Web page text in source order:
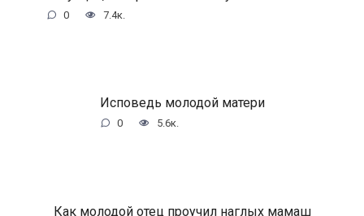
0 7.4к.
Исповедь молодой матери
0 5.6к.
Как молодой отец проучил наглых мамаш